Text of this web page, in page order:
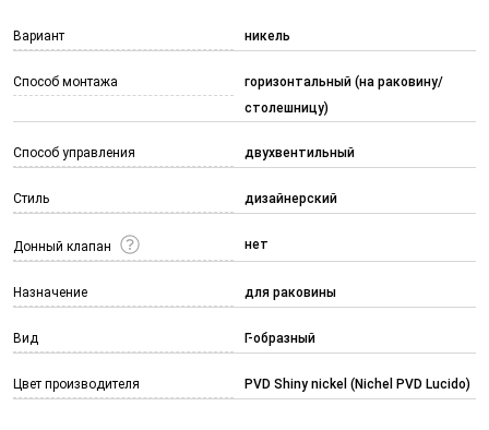
Вариант никель
Способ монтажа
горизонтальный (на раковину/
столешницу)
Способ управления двухвентильный
Стиль дизайнерский
Донный клапан нет
Назначение для раковины
Вид Г-образный
Цвет производителя PVD Shiny nickel (Nichel PVD Lucido)